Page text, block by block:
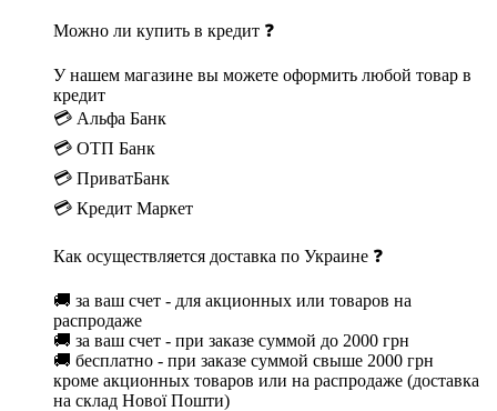
Можно ли купить в кредит ❓
У нашем магазине вы можете оформить любой товар в
кредит
💳 Альфа Банк
💳 ОТП Банк
💳 ПриватБанк
💳 Кредит Маркет
Как осуществляется доставка по Украине ❓
🚚 за ваш счет - для акционных или товаров на
распродаже
🚚 за ваш счет - при заказе суммой до 2000 грн
🚚 бесплатно - при заказе суммой свыше 2000 грн
кроме акционных товаров или на распродаже (доставка
на склад Нової Пошти)